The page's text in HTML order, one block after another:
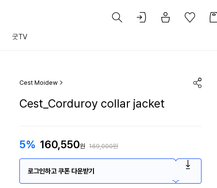
굿TV
Cest Moidew
Cest_Corduroy collar jacket
5% 160,550원 169,000원
로그인하고 쿠폰 다운받기